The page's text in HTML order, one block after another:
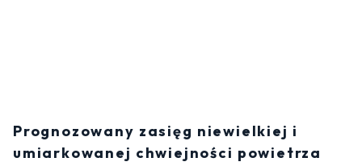
Prognozowany zasięg niewielkiej i
umiarkowanej chwiejności powietrza